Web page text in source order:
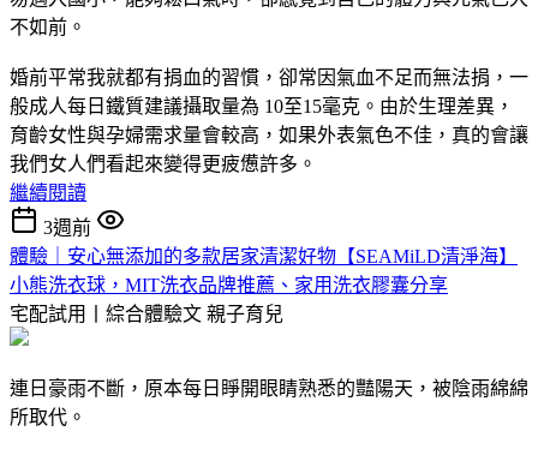
不如前。
婚前平常我就都有捐血的習慣，卻常因氣血不足而無法捐，一
般成人每日鐵質建議攝取量為 10至15毫克。由於生理差異，
育齡女性與孕婦需求量會較高，如果外表氣色不佳，真的會讓
我們女人們看起來變得更疲憊許多。
繼續閱讀
3週前
體驗｜安心無添加的多款居家清潔好物【SEAMiLD清淨海】
小熊洗衣球，MIT洗衣品牌推薦、家用洗衣膠囊分享
宅配試用丨綜合體驗文 親子育兒
連日豪雨不斷，原本每日睜開眼睛熟悉的豔陽天，被陰雨綿綿
所取代。